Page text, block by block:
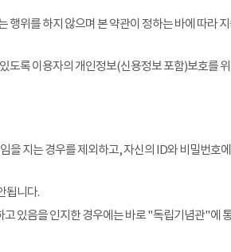
위를 하지 않으며 본 약관이 정하는 바에 따라
록 이용자의 개인정보(신용정보 포함)보호를
지는 경우를 제외하고, 자신의 ID와 비밀번호에
됩니다.
있음을 인지한 경우에는 바로 "독립기념관"에